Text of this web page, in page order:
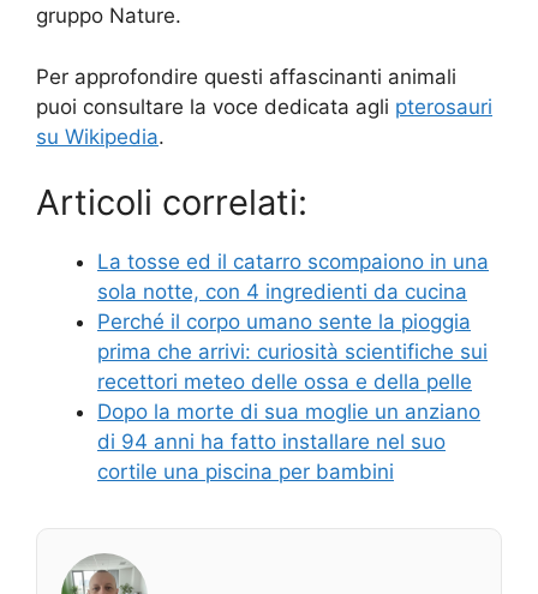
gruppo Nature.
Per approfondire questi affascinanti animali
puoi consultare la voce dedicata agli pterosauri
su Wikipedia.
Articoli correlati:
La tosse ed il catarro scompaiono in una
sola notte, con 4 ingredienti da cucina
Perché il corpo umano sente la pioggia
prima che arrivi: curiosità scientifiche sui
recettori meteo delle ossa e della pelle
Dopo la morte di sua moglie un anziano
di 94 anni ha fatto installare nel suo
cortile una piscina per bambini